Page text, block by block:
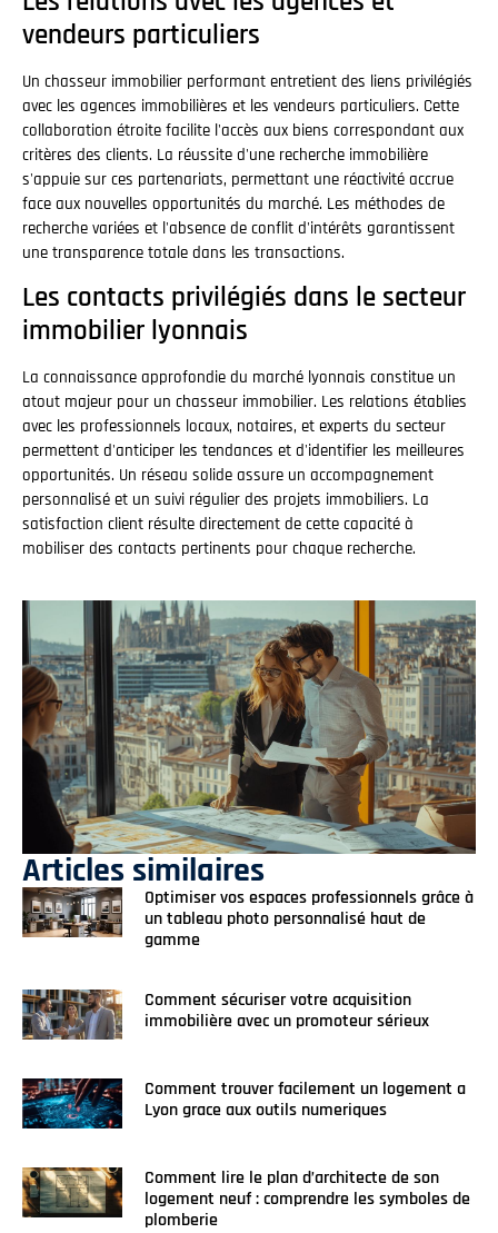
vendeurs particuliers
Un chasseur immobilier performant entretient des liens privilégiés
avec les agences immobilières et les vendeurs particuliers. Cette
collaboration étroite facilite l'accès aux biens correspondant aux
critères des clients. La réussite d'une recherche immobilière
s'appuie sur ces partenariats, permettant une réactivité accrue
face aux nouvelles opportunités du marché. Les méthodes de
recherche variées et l'absence de conflit d'intérêts garantissent
une transparence totale dans les transactions.
Les contacts privilégiés dans le secteur
immobilier lyonnais
La connaissance approfondie du marché lyonnais constitue un
atout majeur pour un chasseur immobilier. Les relations établies
avec les professionnels locaux, notaires, et experts du secteur
permettent d'anticiper les tendances et d'identifier les meilleures
opportunités. Un réseau solide assure un accompagnement
personnalisé et un suivi régulier des projets immobiliers. La
satisfaction client résulte directement de cette capacité à
mobiliser des contacts pertinents pour chaque recherche.
Articles similaires
Optimiser vos espaces professionnels grâce à
un tableau photo personnalisé haut de
gamme
Comment sécuriser votre acquisition
immobilière avec un promoteur sérieux
Comment trouver facilement un logement a
Lyon grace aux outils numeriques
Comment lire le plan d’architecte de son
logement neuf : comprendre les symboles de
plomberie